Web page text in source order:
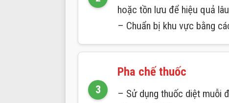
hoặc tồn lưu để hiệu quả
– Chuẩn bị khu vực bằng
Pha chế thuốc
– Sử dụng thuốc diệt muỗi